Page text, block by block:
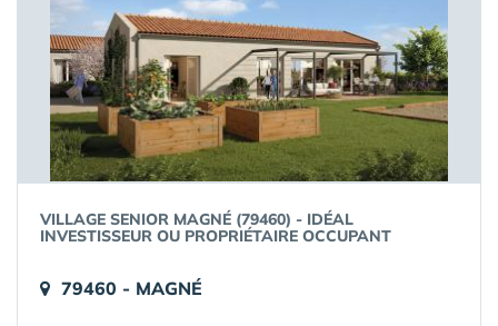
VILLAGE SENIOR MAGNÉ (79460) - IDÉAL
INVESTISSEUR OU PROPRIÉTAIRE OCCUPANT
79460 - MAGNÉ